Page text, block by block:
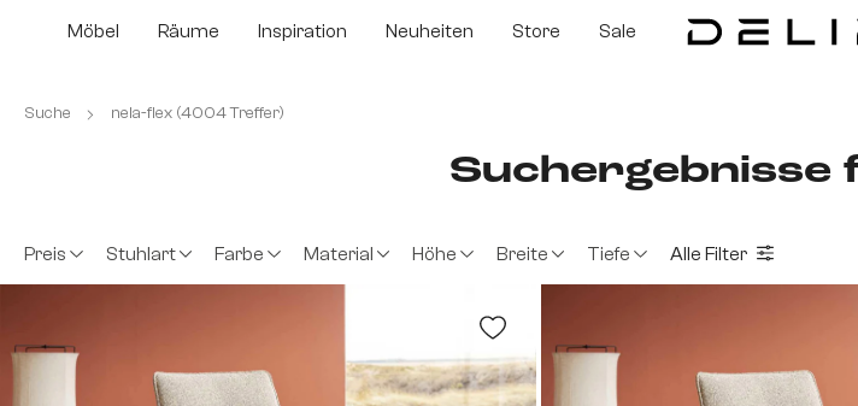
Hauptinhalt springen
Zur Suche springen
Zur Hauptnavigation springen
Möbel Räume Inspiration Neuheiten Store Sale
Suche nela-flex (4004 Treffer)
Suchergebnisse
Preis Stuhlart Farbe Material Höhe Breite Tiefe Alle Filter